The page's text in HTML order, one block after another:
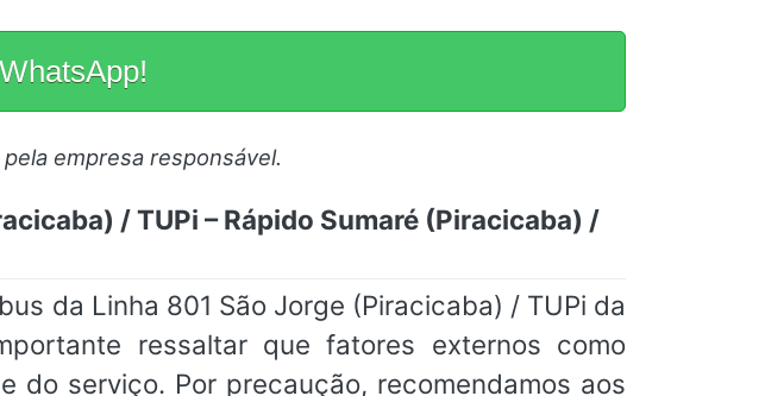
empresa responsável.
/ TUPi – Rápido Sumaré (Piracicaba) /
da Linha 801 São Jorge (Piracicaba) / TUPi da
ressaltar que fatores externos como
serviço. Por precaução, recomendamos aos